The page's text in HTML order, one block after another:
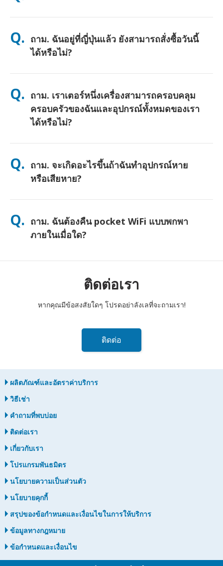
มือถืออื่นๆ ความแออัดชั่วคราวของผู้ให้บริการอาจส่งผลต่อความเร็ว)
หากมีการลดความเร็วตามนโยบายเกิดขึ้น เราจะคืนเครดิตค่าเช่าให้
ตอบ. รับที่สนามบินหลัก หรือเลือกจัดส่งที่โรงแรม/บ้าน (มาถึงก่อน
หน้าให้—เพียงนำไปหย่อนที่ตู้ไปรษณีย์ใดก็ได้ในญี่ปุ่น ไม่ต้องใช้
เอกสาร ไม่ต้องต่อคิวที่เคาน์เตอร์
Q. ถาม. ฉันอยู่ที่ญี่ปุ่นแล้ว ยังสามารถสั่งซื้อวันนี้
ได้หรือไม่?
ตอบ. ได้ครับ มีบริการรับที่สนามบินในวันเดียวกัน สำหรับการจัดส่งที่
เราจะยืนยันตัวเลือกที่เร็วที่สุดสำหรับพื้นที่ของคุณ
Q. ถาม. เราเตอร์หนึ่งเครื่องสามารถครอบคลุม
ครอบครัวของฉันและอุปกรณ์ทั้งหมดของเรา
ได้หรือไม่?
ตอบ. ได้ครับ—เชื่อมต่อได้สูงสุด 10 อุปกรณ์พร้อมกัน (โทรศัพท์,
พาวเวอร์แบงค์ฟรีให้เพื่อการใช้งานตลอดทั้งวัน
Q. ถาม. จะเกิดอะไรขึ้นถ้าฉันทำอุปกรณ์หาย
หรือเสียหาย?
คุณสามารถเพิ่มประกันภัยตอนชำระเงินเพื่อคุ้มครองการสูญหายหรือ
อะไรเกิดขึ้น ติดต่อเราทันที—เราจะช่วยให้คุณเชื่อมต่อได้ตลอดเวลา
Q. ถาม. ฉันต้องคืน pocket WiFi แบบพกพา
ภายในเมื่อใด?
หากคุณส่งคืนล่าช้า คุณจะถูกเรียกเก็บเงิน
ติดต่อเรา
หากคุณมีข้อสงสัยใดๆ โปรดอย่าลังเลที่จะถามเรา!
ติดต่อ
ผลิตภัณฑ์และอัตราค่าบริการ
วิธีเช่า
คำถามที่พบบ่อย
ติดต่อเรา
เกี่ยวกับเรา
โปรแกรมพันธมิตร
นโยบายความเป็นส่วนตัว
นโยบายคุกกี้
สรุปของข้อกำหนดและเงื่อนไขในการให้บริการ
ข้อมูลทางกฎหมาย
ข้อกำหนดและเงื่อนไข